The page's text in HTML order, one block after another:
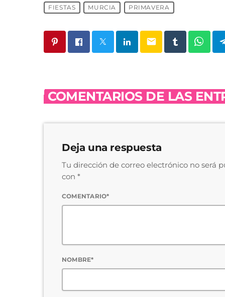
FIESTAS MURCIA PRIMAVERA
email
COMENTARIOS DE LAS
Deja una respuesta
Tu dirección de correo electrónico no será
con *
COMENTARIO*
NOMBRE*